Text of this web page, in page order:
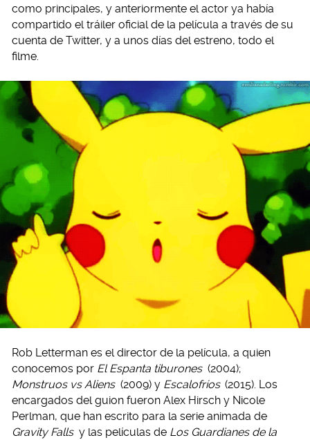
como principales, y anteriormente el actor ya había
compartido el tráiler oficial de la película a través de su
cuenta de Twitter, y a unos días del estreno, todo el
filme.
Rob Letterman es el director de la película, a quien
conocemos por El Espanta tiburones (2004);
Monstruos vs Aliens (2009) y Escalofríos (2015). Los
encargados del guion fueron Alex Hirsch y Nicole
Perlman, que han escrito para la serie animada de
Gravity Falls y las películas de Los Guardianes de la